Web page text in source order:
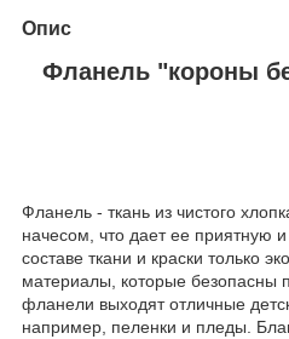
Опис
Фланель "короны
Фланель - ткань из чистого
начесом, что дает ее приятную
составе ткани и краски только
материалы, которые безопасны
фланели выходят отличные
например, пеленки и пледы.